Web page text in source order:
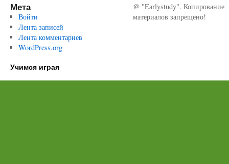
Мета
Войти
Лента записей
Лента комментариев
WordPress.org
@ "Earlystudy". Копирование
материалов запрещено!
Учимся играя